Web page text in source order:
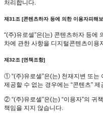
처리합니다.
제31조 [콘텐츠하자 등에 의한 이용자피해
“(주)유로셀”은(는) 콘텐츠하자 등에
차에 관한 사항을 디지털콘텐츠이용
제32조 [면책조항]
① “(주)유로셀”은(는) 천재지변 또는
제공할 수 없는 경우에는 “콘텐츠”
② “(주)유로셀”은(는) “이용자”의 귀
책임을 지지 않습니다.